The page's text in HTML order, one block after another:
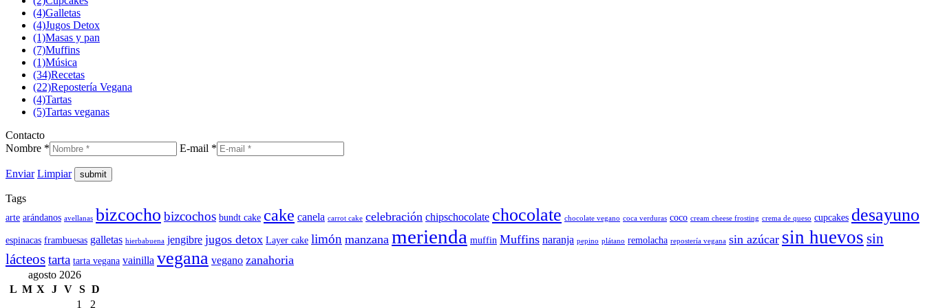
(4)Galletas
(4)Jugos Detox
(1)Masas y pan
(7)Muffins
(1)Música
(34)Recetas
(22)Repostería Vegana
(4)Tartas
(5)Tartas veganas
Contacto
Nombre *
E-mail *
Enviar Limpiar
Tags
arte arándanos avellanas bizcocho bizcochos bundt cake cake canela carrot cake celebración chipschocolate chocolate chocolate vegano coca verduras coco cream cheese frosting crema de queso cupcakes desayuno
espinacas frambuesas galletas hierbabuena jengibre jugos detox Layer cake limón manzana merienda muffin Muffins naranja pepino plátano remolacha repostería vegana sin azúcar sin huevos sin
lácteostarta tarta vegana vainilla vegana vegano zanahoria
agosto 2026
L M X J V S D
1
2